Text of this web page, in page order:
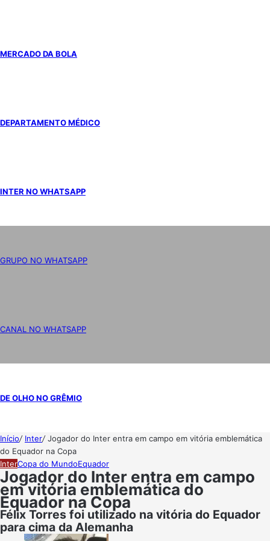
MERCADO DA BOLA
DEPARTAMENTO MÉDICO
INTER NO WHATSAPP
GRUPO NO WHATSAPP
CANAL NO WHATSAPP
DE OLHO NO GRÊMIO
Início/ Inter/Jogador do Inter entra em campo em vitória emblemática
do Equador na Copa
InterCopa do MundoEquador
Jogador do Inter entra em campo
em vitória emblemática do
Equador na Copa
Félix Torres foi utilizado na vitória do Equador
para cima da Alemanha